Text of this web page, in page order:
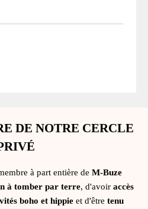
DE NOTRE CERCLE
à part entière de M-Buze
à tomber par terre, d'avoir accès
boho et hippieet d'être tenu